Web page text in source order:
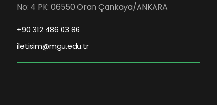
No: 4 PK: 06550 Oran Çankaya/ANKARA
+90 312 486 03 86
iletisim@mgu.edu.tr